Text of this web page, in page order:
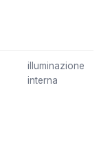
illuminazione
interna